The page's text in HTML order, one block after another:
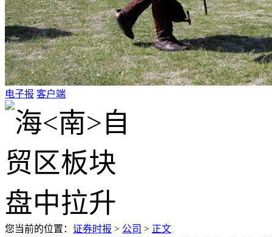
电子报 客户端
您当前的位置： 证券时报 > 公司 > 正文